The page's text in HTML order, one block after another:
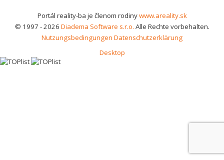
Portál reality-ba je členom rodinywww.areality.sk
© 1997 - 2026 Diadema Software s.r.o. Alle Rechte vorbehalten.
Nutzungsbedingungen Datenschutzerklärung
Desktop